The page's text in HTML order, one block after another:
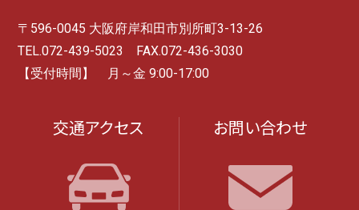
〒596-0045 大阪府岸和田市別所町3-13-26
TEL.072-439-5023 FAX.072-436-3030
【受付時間】 月～金 9:00-17:00
交通アクセス お問い合わせ